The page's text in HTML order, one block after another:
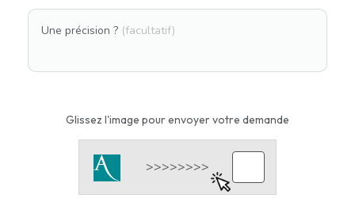
Une précision ? (facultatif)
Glissez l'image pour envoyer votre demande